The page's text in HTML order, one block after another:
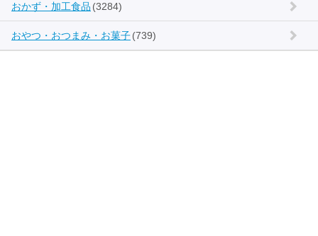
おかず・加工食品 (3284)
おやつ・おつまみ・お菓子(739)